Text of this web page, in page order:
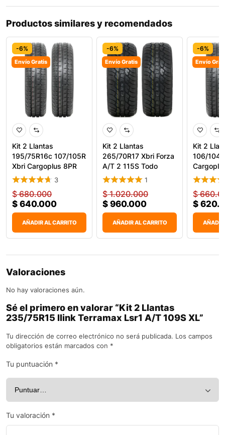
Productos similares y recomendados
-6%
Envío Gratis
Kit 2 Llantas
195/75R16c 107/105R
Xbri Cargoplus 8PR
Carg
3
$680.000
$ 640.000
AÑADIR AL CARRITO
-6%
Envío Gratis
Kit 2 Llantas
265/70R17 Xbri Forza
A/T 2 115S Todo
Terren
1
$1.020.000
$ 960.000
AÑADIR AL CARRITO
-6%
Envío
Kit 2
106/
Car
$
$
AÑADIR
Valoraciones
No hay valoraciones aún.
Sé el primero en valorar “Kit 2 Llantas
235/75R15 Ilink Terramax Lsr1 A/T 109S XL”
Tu dirección de correo electrónico no será publicada. Los campos
obligatorios están marcados con *
Tu puntuación *
Tu valoración *